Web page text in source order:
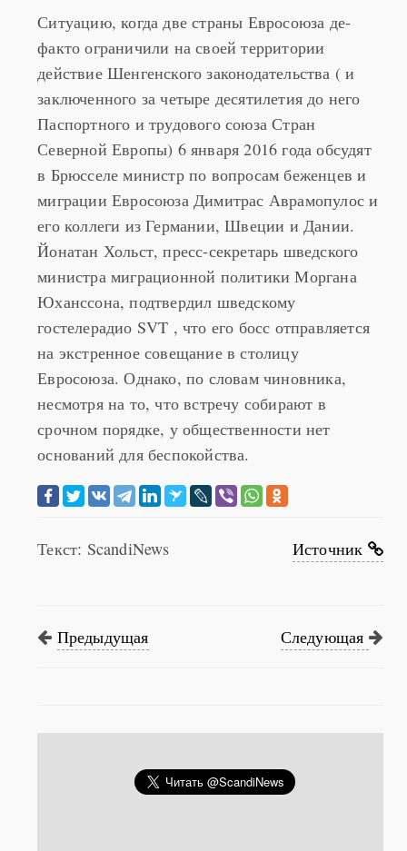
Ситуацию, когда две страны Евросоюза де-
факто ограничили на своей территории
действие Шенгенского законодательства ( и
заключенного за четыре десятилетия до него
Паспортного и трудового союза Стран
Северной Европы) 6 января 2016 года обсудят
в Брюсселе министр по вопросам беженцев и
миграции Евросоюза Димитрас Аврамопулос и
его коллеги из Германии, Швеции и Дании.
Йонатан Хольст, пресс-секретарь шведского
министра миграционной политики Моргана
Юханссона, подтвердил шведскому
гостелерадио SVT , что его босс отправляется
на экстренное совещание в столицу
Евросоюза. Однако, по словам чиновника,
несмотря на то, что встречу собирают в
срочном порядке, у общественности нет
оснований для беспокойства.